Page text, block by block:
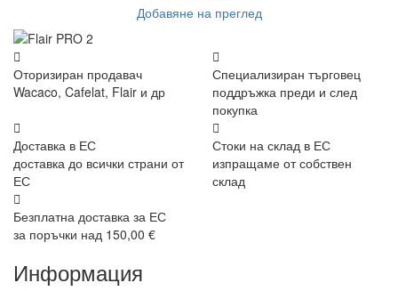
Добавяне на преглед
Оторизиран продавач
Wacaco, Cafelat, Flair и др
Специализиран търговец
поддръжка преди и след
покупка
Доставка в ЕС
доставка до всички страни от
ЕС
Стоки на склад в ЕС
изпращаме от собствен
склад
Безплатна доставка за ЕС
за поръчки над 150,00 €
Информация